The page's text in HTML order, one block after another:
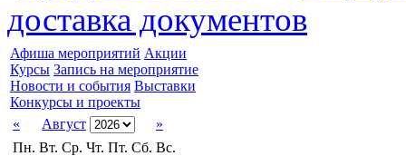
доставка документов
Афиша мероприятий Акции
Курсы Запись на мероприятие
Новости и события Выставки
Конкурсы и проекты
«
Август
»
Пн. Вт. Ср. Чт. Пт. Сб. Вс.